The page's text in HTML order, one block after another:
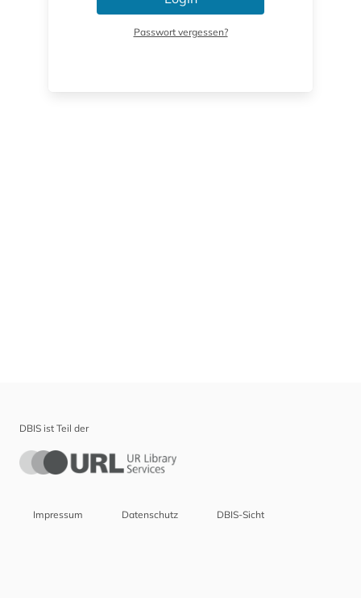
Passwort vergessen?
DBIS ist Teil der
Impressum Datenschutz DBIS-Sicht